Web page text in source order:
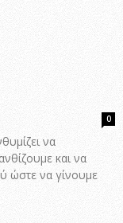
0
να
και να
ώστε να γίνουμε